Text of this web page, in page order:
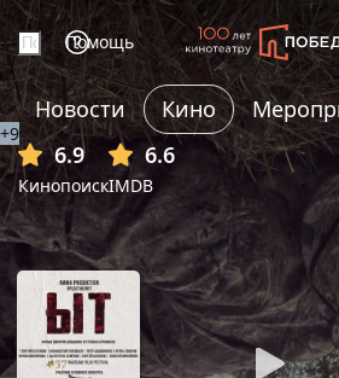
Помощь
Новости Кино
6.9
Кинопоиск
6.6
IMDB
+9